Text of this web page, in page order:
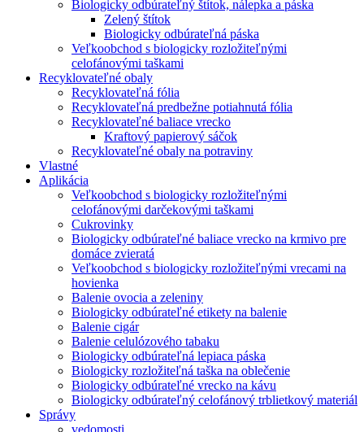
Biologicky odbúrateľný štítok, nálepka a páska
Zelený štítok
Biologicky odbúrateľná páska
Veľkoobchod s biologicky rozložiteľnými
celofánovými taškami
Recyklovateľné obaly
Recyklovateľná fólia
Recyklovateľná predbežne potiahnutá fólia
Recyklovateľné baliace vrecko
Kraftový papierový sáčok
Recyklovateľné obaly na potraviny
Vlastné
Aplikácia
Veľkoobchod s biologicky rozložiteľnými
celofánovými darčekovými taškami
Cukrovinky
Biologicky odbúrateľné baliace vrecko na krmivo pre
domáce zvieratá
Veľkoobchod s biologicky rozložiteľnými vrecami na
hovienka
Balenie ovocia a zeleniny
Biologicky odbúrateľné etikety na balenie
Balenie cigár
Balenie celulózového tabaku
Biologicky odbúrateľná lepiaca páska
Biologicky rozložiteľná taška na oblečenie
Biologicky odbúrateľné vrecko na kávu
Biologicky odbúrateľný celofánový trblietkový materiál
Správy
vedomosti